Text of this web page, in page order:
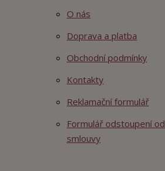
O nás
Doprava a platba
Obchodní podmínky
Kontakty
Reklamační formulář
Formulář odstoupení od
smlouvy